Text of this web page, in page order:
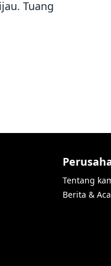
Tuang
Tentang
Berita &